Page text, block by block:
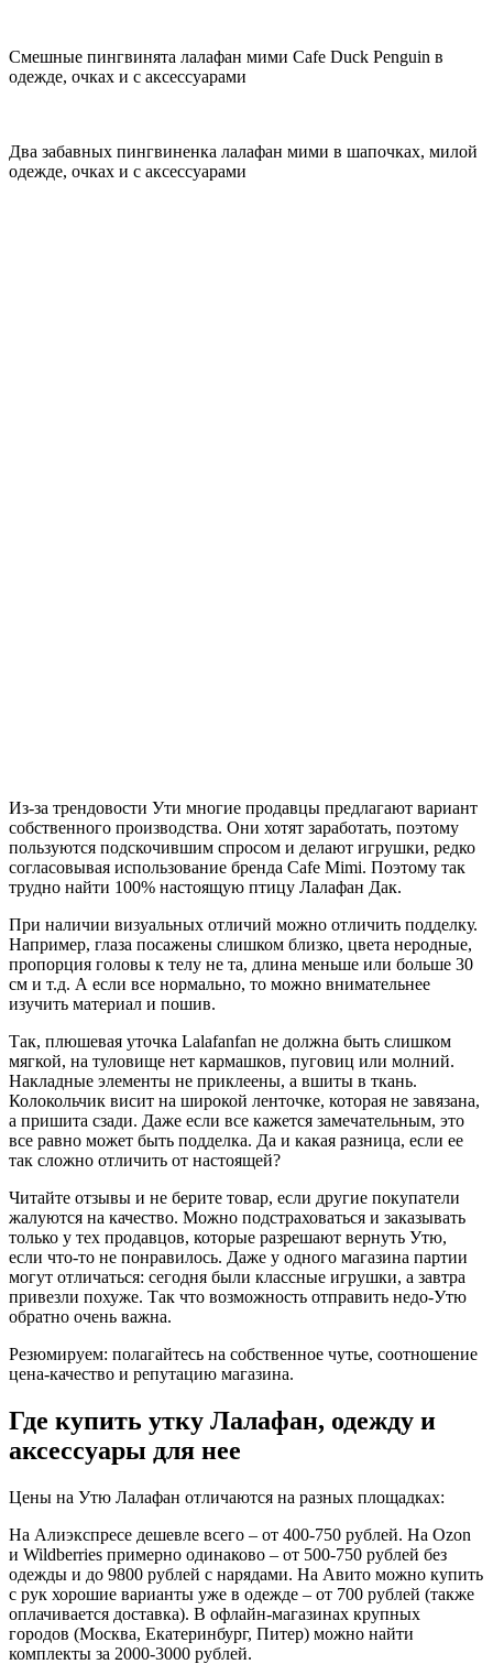
Смешные пингвинята лалафан мими Cafe Duck Penguin в
одежде, очках и с аксессуарами
Два забавных пингвиненка лалафан мими в шапочках, милой
одежде, очках и с аксессуарами
Из-за трендовости Ути многие продавцы предлагают вариант
собственного производства. Они хотят заработать, поэтому
пользуются подскочившим спросом и делают игрушки, редко
согласовывая использование бренда Cafe Mimi. Поэтому так
трудно найти 100% настоящую птицу Лалафан Дак.
При наличии визуальных отличий можно отличить подделку.
Например, глаза посажены слишком близко, цвета неродные,
пропорция головы к телу не та, длина меньше или больше 30
см и т.д. А если все нормально, то можно внимательнее
изучить материал и пошив.
Так, плюшевая уточка Lalafanfan не должна быть слишком
мягкой, на туловище нет кармашков, пуговиц или молний.
Накладные элементы не приклеены, а вшиты в ткань.
Колокольчик висит на широкой ленточке, которая не завязана,
а пришита сзади. Даже если все кажется замечательным, это
все равно может быть подделка. Да и какая разница, если ее
так сложно отличить от настоящей?
Читайте отзывы и не берите товар, если другие покупатели
жалуются на качество. Можно подстраховаться и заказывать
только у тех продавцов, которые разрешают вернуть Утю,
если что-то не понравилось. Даже у одного магазина партии
могут отличаться: сегодня были классные игрушки, а завтра
привезли похуже. Так что возможность отправить недо-Утю
обратно очень важна.
Резюмируем: полагайтесь на собственное чутье, соотношение
цена-качество и репутацию магазина.
Где купить утку Лалафан, одежду и
аксессуары для нее
Цены на Утю Лалафан отличаются на разных площадках:
На Алиэкспресе дешевле всего – от 400-750 рублей. На Ozon
и Wildberries примерно одинаково – от 500-750 рублей без
одежды и до 9800 рублей с нарядами. На Авито можно купить
с рук хорошие варианты уже в одежде – от 700 рублей (также
оплачивается доставка). В офлайн-магазинах крупных
городов (Москва, Екатеринбург, Питер) можно найти
комплекты за 2000-3000 рублей.